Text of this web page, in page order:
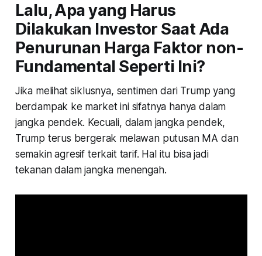
Lalu, Apa yang Harus
Dilakukan Investor Saat Ada
Penurunan Harga Faktor non-
Fundamental Seperti Ini?
Jika melihat siklusnya, sentimen dari Trump yang
berdampak ke market ini sifatnya hanya dalam
jangka pendek. Kecuali, dalam jangka pendek,
Trump terus bergerak melawan putusan MA dan
semakin agresif terkait tarif. Hal itu bisa jadi
tekanan dalam jangka menengah.